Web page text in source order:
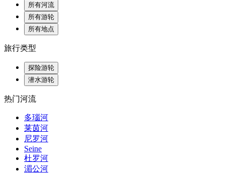
所有河流
所有游轮
所有地点
旅行类型
探险游轮
潜水游轮
热门河流
多瑙河
莱茵河
尼罗河
Seine
杜罗河
湄公河